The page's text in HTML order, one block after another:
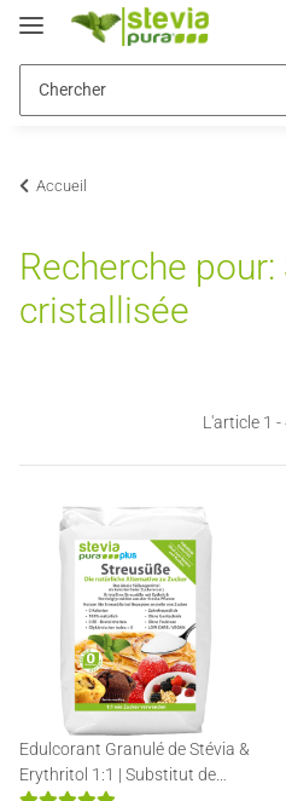
Accueil
Recherche
cristallisée
L'article 1 -
Edulcorant Granulé de Stévia &
Erythritol 1:1 | Substitut de